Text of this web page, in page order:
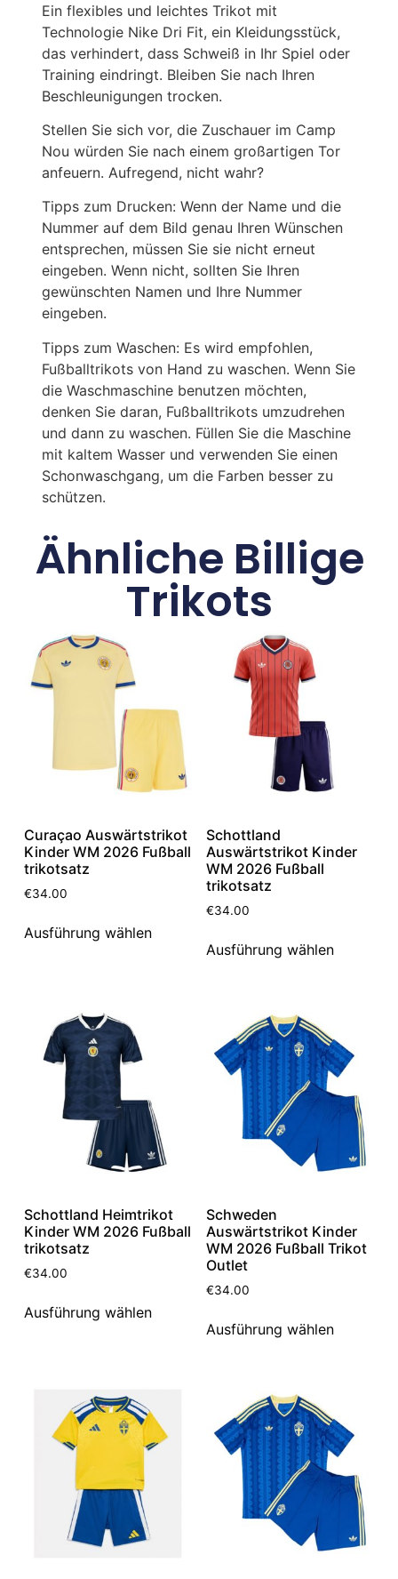
Ein flexibles und leichtes Trikot mit
Technologie Nike Dri Fit, ein Kleidungsstück,
das verhindert, dass Schweiß in Ihr Spiel oder
Training eindringt. Bleiben Sie nach Ihren
Beschleunigungen trocken.
Stellen Sie sich vor, die Zuschauer im Camp
Nou würden Sie nach einem großartigen Tor
anfeuern. Aufregend, nicht wahr?
Tipps zum Drucken: Wenn der Name und die
Nummer auf dem Bild genau Ihren Wünschen
entsprechen, müssen Sie sie nicht erneut
eingeben. Wenn nicht, sollten Sie Ihren
gewünschten Namen und Ihre Nummer
eingeben.
Tipps zum Waschen: Es wird empfohlen,
Fußballtrikots von Hand zu waschen. Wenn Sie
die Waschmaschine benutzen möchten,
denken Sie daran, Fußballtrikots umzudrehen
und dann zu waschen. Füllen Sie die Maschine
mit kaltem Wasser und verwenden Sie einen
Schonwaschgang, um die Farben besser zu
schützen.
Ähnliche Billige
Trikots
Curaçao Auswärtstrikot
Kinder WM 2026 Fußball
trikotsatz
€34.00
Ausführung wählen
Schottland
Auswärtstrikot Kinder
WM 2026 Fußball
trikotsatz
€34.00
Ausführung wählen
Schottland Heimtrikot
Kinder WM 2026 Fußball
trikotsatz
€34.00
Ausführung wählen
Schweden
Auswärtstrikot Kinder
WM 2026 Fußball Trikot
Outlet
€34.00
Ausführung wählen